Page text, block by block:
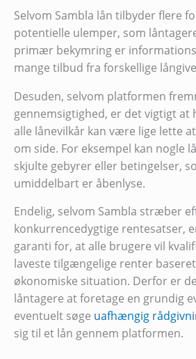
Selvom Sambla lån tilbyder flere
potentielle ulemper, som
primær bekymring er
mange tilbud fra forskellige
Desuden, selvom platformen
gennemsigtighed, er det vigtigt at
alle lånevilkår kan være lige lette
om side. For eksempel kan nogle
skjulte gebyrer eller betingelser,
umiddelbart er åbenlyse.
Endelig, selvom Sambla stræber
konkurrencedygtige rentesatser,
garanti for, at alle brugere vil
laveste tilgængelige renter
økonomiske situation. Derfor er
låntagere at foretage en grundig
eventuelt søge uafhængig
sig til et lån gennem platformen.